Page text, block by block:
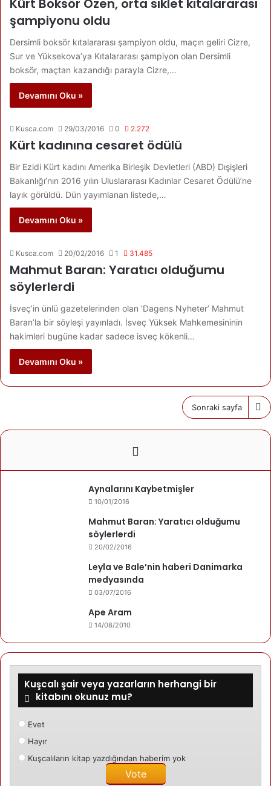
Kürt Boksör Özen, orta sıklet kıtalararası
şampiyonu oldu
Dersimli boksör kıtalararası şampiyon oldu, maçın geliri Cizre,
Sur ve Yüksekova’ya Kıtalararası şampiyon olan Dersimli
boksör, maçtan kazandığı parayla Cizre,…
Devamını Oku »
Kusca.com 29/03/2016 0 2.272
Kürt kadınına cesaret ödülü
Bir Ezidi Kürt kadını Amerika Birleşik Devletleri (ABD) Dışişleri
Bakanlığı’nın 2016 yılın Uluslararası Kadınlar Cesaret Ödülü’ne
layık görüldü. Dün yayımlanan listede,…
Devamını Oku »
Kusca.com 20/02/2016 1 31.485
Mahmut Baran: Yaratıcı olduğumu
söylerlerdi
İsveç’in ünlü gazetelerinden olan ‘Dagens Nyheter’ Mahmut
Baran’la bir söyleşi yayınladı. İsveç Yüksek Mahkemesininin
hakimleri bugüne kadar sadece isveç kökenli…
Devamını Oku »
Sonraki sayfa
Aynalarını Kaybetmişler
10/01/2016
Mahmut Baran: Yaratıcı olduğumu
söylerlerdi
20/02/2016
Leyla ve Bale’nin haberi Danimarka
medyasında
03/07/2016
Ape Aram
14/08/2010
Kuşcalı şair veya yazarların herhangi bir
kitabını okunuz mu?
Evet
Hayır
Kuşcalıların kitap yazdığından haberim yok